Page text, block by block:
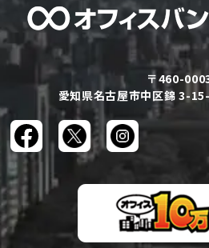
〒460-
愛知県名古屋市中区錦 3-